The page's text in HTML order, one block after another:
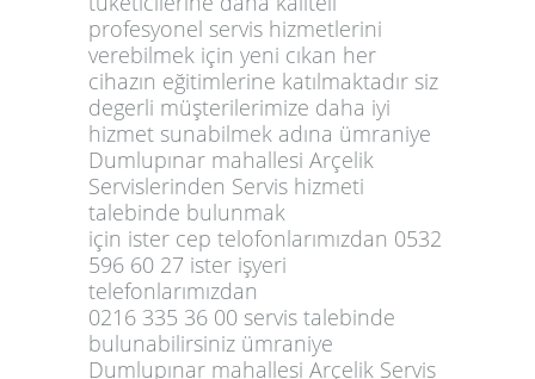
profesyonel servis hizmetlerini
verebilmek için yeni cıkan her
cihazın eğitimlerine katılmaktadır siz
degerli müşterilerimize daha iyi
hizmet sunabilmek adına ümraniye
Dumlupınar mahallesi Arçelik
Servislerinden Servis hizmeti
talebinde bulunmak
için ister cep telofonlarımızdan 0532
596 60 27 ister işyeri
telefonlarımızdan
0216 335 36 00 servis talebinde
bulunabilirsiniz ümraniye
Dumlupınar mahallesi Arçelik Servis